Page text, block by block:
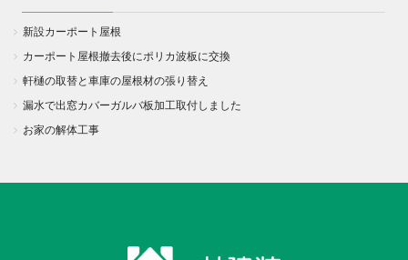
新設カーポート屋根
カーポート屋根撤去後にポリカ波板に交換
軒樋の取替と車庫の屋根材の張り替え
漏水で出窓カバーガルバ板加工取付しました
お家の解体工事